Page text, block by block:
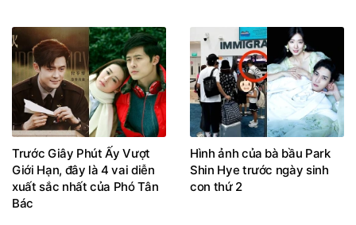
Trước Giây Phút Ấy Vượt
Giới Hạn, đây là 4 vai diễn
xuất sắc nhất của Phó Tân
Bác
Hình ảnh của bà bầu Park
Shin Hye trước ngày sinh
con thứ 2